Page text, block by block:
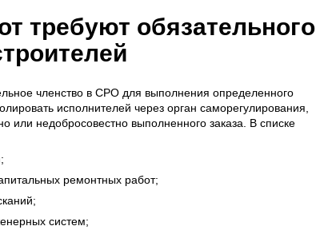
требуют обязательного
членство в СРО для выполнения определенного
исполнителей через орган саморегулирования,
или недобросовестно выполненного заказа. В списке
ремонтных работ;
систем;